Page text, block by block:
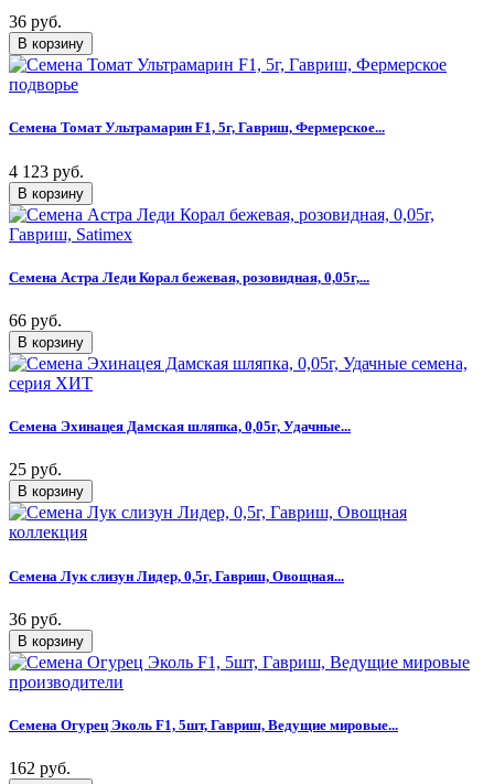
36 руб.
Семена Томат Ультрамарин F1, 5г, Гавриш, Фермерское...
4 123 руб.
Семена Астра Леди Корал бежевая, розовидная, 0,05г,...
66 руб.
Семена Эхинацея Дамская шляпка, 0,05г, Удачные...
25 руб.
Семена Лук слизун Лидер, 0,5г, Гавриш, Овощная...
36 руб.
Семена Огурец Эколь F1, 5шт, Гавриш, Ведущие мировые...
162 руб.